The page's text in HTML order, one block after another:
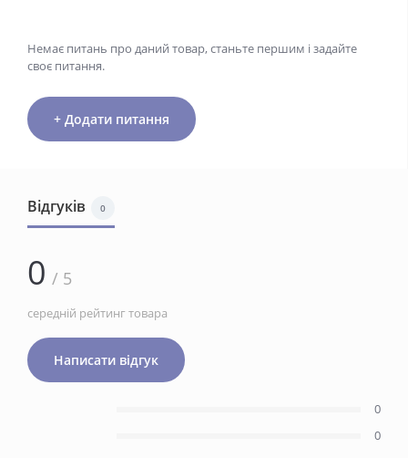
Немає питань про даний товар, станьте першим і задайте
своє питання.
+ Додати питання
Відгуків 0
0 / 5
середній рейтинг товара
Написати відгук
0
0